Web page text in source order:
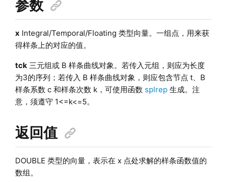
参数
x Integral/Temporal/Floating 类型向量。一组点，用来获
得样条上的对应的值。
tck 三元组或 B 样条曲线对象。若传入元组，则应为长度
为3的序列；若传入 B 样条曲线对象，则应包含节点 t、B
样条系数 c 和样条次数 k，可使用函数 splrep生成。注
意，须遵守 1<=k<=5。
返回值
DOUBLE 类型的向量，表示在 x 点处求解的样条函数值的
数组。